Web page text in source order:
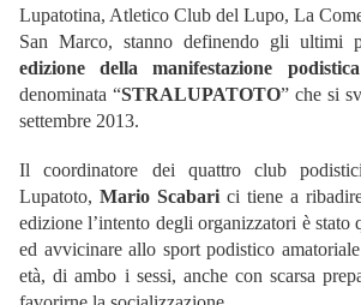
Lupatotina, Atletico Club del Lupo, La
San Marco, stanno definendo gli ultimi
edizione della manifestazione
denominata “STRALUPATOTO” che si
settembre 2013.
Il coordinatore dei quattro club
Lupatoto, Mario Scabari ci tiene a
edizione l’intento degli organizzatori è stato
ed avvicinare allo sport podistico
età, di ambo i sessi, anche con scarsa